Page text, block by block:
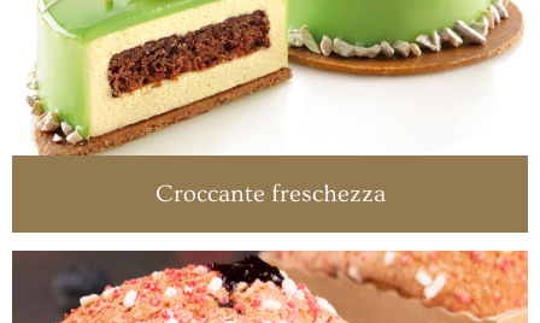
Croccante freschezza